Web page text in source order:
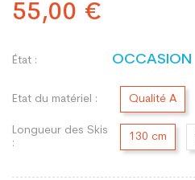
55,00 €
État : OCCASION
Etat du matériel : Qualité A
Longueur des Skis
:
130 cm